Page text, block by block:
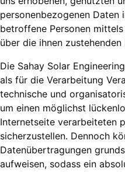
personenbezogenen Daten
betroffene Personen
über die ihnen
Die Sahay Solar
als für die Verarbeitung
technische und
um einen möglichst
Internetseite verarbeiteten
sicherzustellen. Dennoch
Datenübertragungen
aufweisen, sodass ein